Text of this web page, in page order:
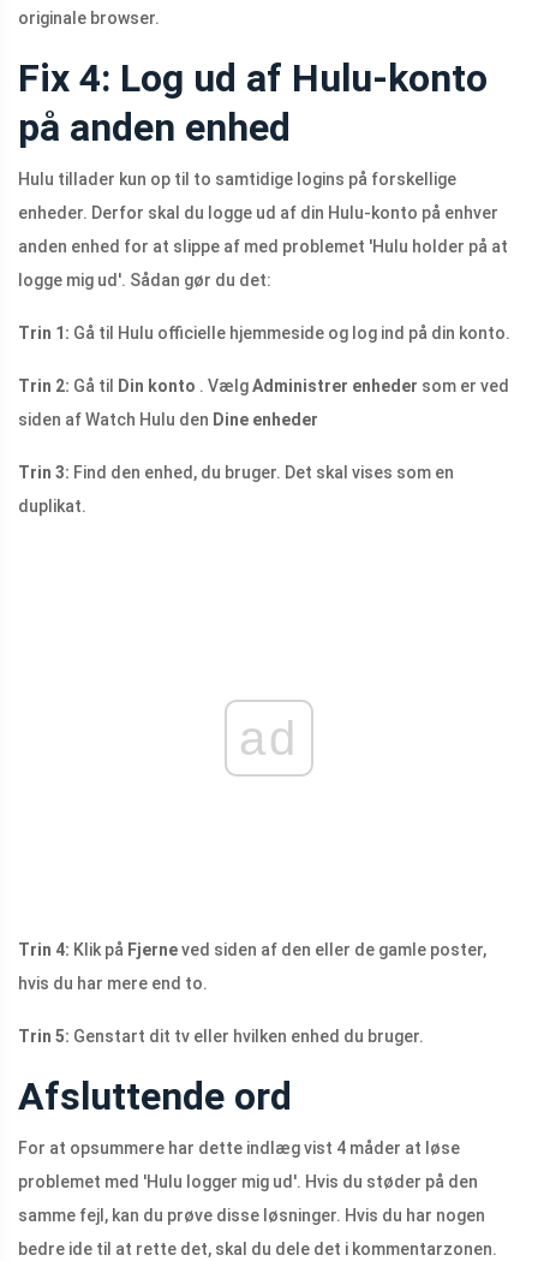
originale browser.
Fix 4: Log ud af Hulu-konto
på anden enhed
Hulu tillader kun op til to samtidige logins på forskellige
enheder. Derfor skal du logge ud af din Hulu-konto på enhver
anden enhed for at slippe af med problemet 'Hulu holder på at
logge mig ud'. Sådan gør du det:
Trin 1: Gå til Hulu officielle hjemmeside og log ind på din konto.
Trin 2: Gå til Din konto . VælgAdministrer enheder som er ved
siden af ​​Watch Hulu den Dine enheder
Trin 3: Find den enhed, du bruger. Det skal vises som en
duplikat.
ad
Trin 4: Klik på Fjerneved siden af ​​den eller de gamle poster,
hvis du har mere end to.
Trin 5: Genstart dit tv eller hvilken enhed du bruger.
Afsluttende ord
For at opsummere har dette indlæg vist 4 måder at løse
problemet med 'Hulu logger mig ud'. Hvis du støder på den
samme fejl, kan du prøve disse løsninger. Hvis du har nogen
bedre ide til at rette det, skal du dele det i kommentarzonen.